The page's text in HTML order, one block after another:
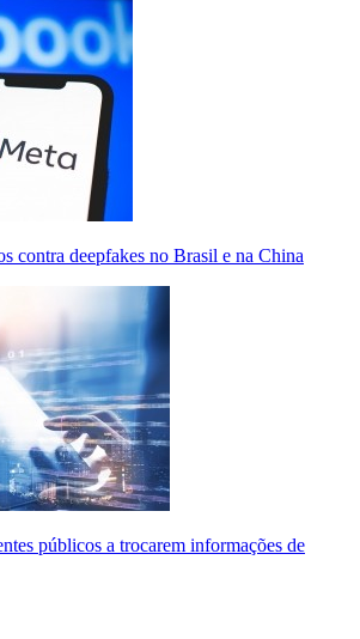
contra deepfakes no Brasil e na China
públicos a trocarem informações de